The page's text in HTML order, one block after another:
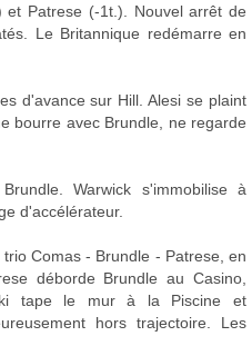
Patrese (-1t.). Nouvel arrêt de
Le Britannique redémarre en
d'avance sur Hill. Alesi se plaint
bourre avec Brundle, ne regarde
Warwick s'immobilise à
d'accélérateur.
Comas - Brundle - Patrese, en
déborde Brundle au Casino,
tape le mur à la Piscine et
hors trajectoire. Les